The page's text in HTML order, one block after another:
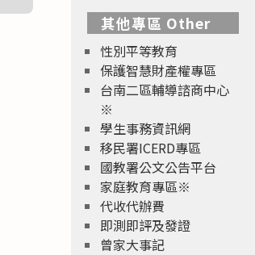
其他專區 Other
性別平等教育
保護智慧財產權專區
台南二區輔導諮商中心
※
學生事務資訊網
移民署ICERD專區
國教署公文公告平台
家庭教育專區※
代收代辦費
即測即評及發證
曾家大事記